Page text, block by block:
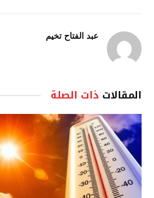
عبد الفتاح تخيم
المقالات ذات الصلة